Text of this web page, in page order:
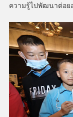
ความรู้ไปพัฒนาต่อย